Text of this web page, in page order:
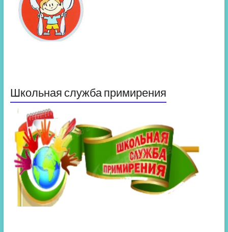
Школьная служба примирения